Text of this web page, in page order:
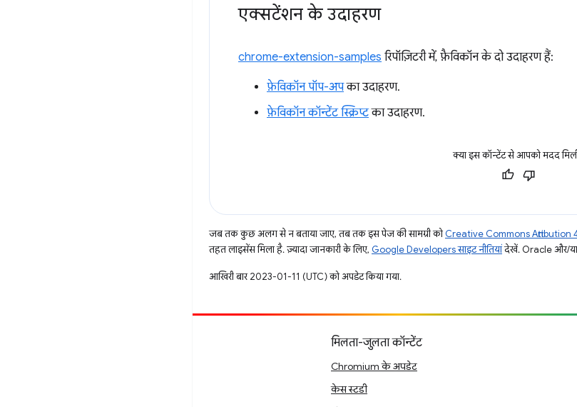
एक्सटेंशन के उदाहरण
chrome-extension-samples रिपॉज़िटरी में, फ़ैविकॉन के दो उदाहरण हैं:
फ़ेविकॉन पॉप-अपका उदाहरण.
फ़ेविकॉन कॉन्टेंट स्क्रिप्टका उदाहरण.
क्या इस कॉन्टेंट से आपको मदद
जब तक कुछ अलग से न बताया जाए, तब तक इस पेज की सामग्री कोCreative Commons Attribution
तहत लाइसेंस मिला है. ज़्यादा जानकारी के लिए, Google Developers साइट नीतियांदेखें. Oracle और/या
आखिरी बार 2023-01-11 (UTC) को अपडेट किया गया.
मिलता-जुलता कॉन्टेंट
Chromium के अपडेट
केस स्टडी